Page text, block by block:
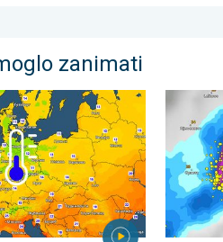
zanimati
u delu Evrope. Prijatno sveže noći.
Krupna